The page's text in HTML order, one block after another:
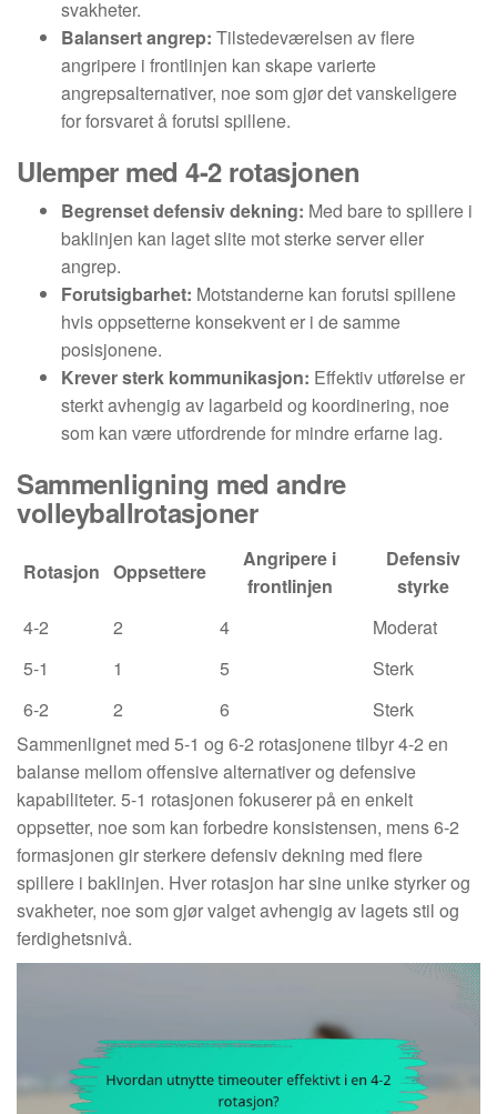
svakheter.
Balansert angrep: Tilstedeværelsen av flere
angripere i frontlinjen kan skape varierte
angrepsalternativer, noe som gjør det vanskeligere
for forsvaret å forutsi spillene.
Ulemper med 4-2 rotasjonen
Begrenset defensiv dekning: Med bare to spillere i
baklinjen kan laget slite mot sterke server eller
angrep.
Forutsigbarhet: Motstanderne kan forutsi spillene
hvis oppsetterne konsekvent er i de samme
posisjonene.
Krever sterk kommunikasjon: Effektiv utførelse er
sterkt avhengig av lagarbeid og koordinering, noe
som kan være utfordrende for mindre erfarne lag.
Sammenligning med andre
volleyballrotasjoner
Rotasjon Oppsettere
Angripere i
frontlinjen
Defensiv
styrke
4-2
2 4
Moderat
5-1
1 5
Sterk
6-2
2 6
Sterk
Sammenlignet med 5-1 og 6-2 rotasjonene tilbyr 4-2 en
balanse mellom offensive alternativer og defensive
kapabiliteter. 5-1 rotasjonen fokuserer på en enkelt
oppsetter, noe som kan forbedre konsistensen, mens 6-2
formasjonen gir sterkere defensiv dekning med flere
spillere i baklinjen. Hver rotasjon har sine unike styrker og
svakheter, noe som gjør valget avhengig av lagets stil og
ferdighetsnivå.